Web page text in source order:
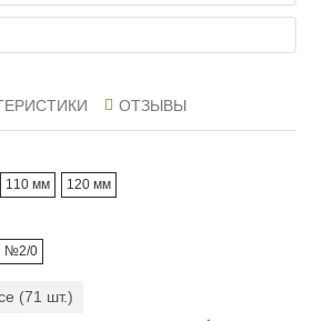
ОТЗЫВЫ
110 мм 120 мм
№2/0
(71 шт.)